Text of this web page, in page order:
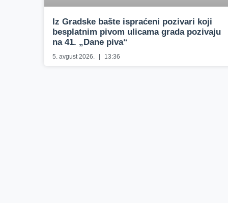
Iz Gradske bašte ispraćeni pozivari koji
besplatnim pivom ulicama grada pozivaju
na 41. „Dane piva“
5. avgust 2026. 13:36